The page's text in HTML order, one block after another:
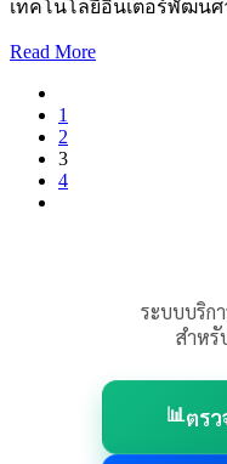
เทคโนโลยีอินเตอร์พัฒนศ
Read More
1
2
3
4
ระบบบริก
สำหรั
📊ตรว